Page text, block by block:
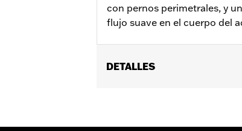
con pernos perimetrales, y
flujo suave en el cuerpo del
DETALLES
separado de una moldura o